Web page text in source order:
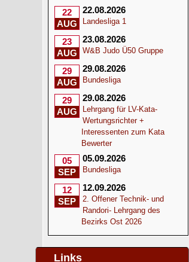
22
AUG
22.08.2026
Landesliga 1
23
AUG
23.08.2026
W&B Judo Ü50 Gruppe
29
AUG
29.08.2026
Bundesliga
29
AUG
29.08.2026
Lehrgang für LV-Kata-
Wertungsrichter +
Interessenten zum Kata
Bewerter
05
SEP
05.09.2026
Bundesliga
12
SEP
12.09.2026
2. Offener Technik- und
Randori- Lehrgang des
Bezirks Ost 2026
Links